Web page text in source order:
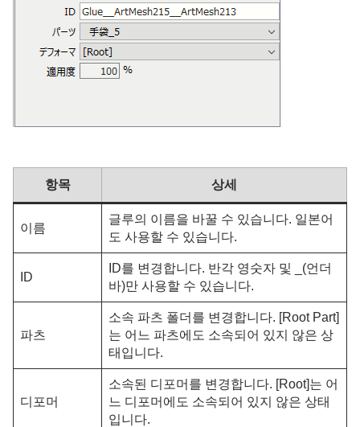
항목 상세
이름
글루의 이름을 바꿀 수 있습니다. 일본어
도 사용할 수 있습니다.
ID
ID를 변경합니다. 반각 영숫자 및 _(언더
바)만 사용할 수 있습니다.
파츠
소속 파츠 폴더를 변경합니다. [Root Part]
는 어느 파츠에도 소속되어 있지 않은 상
태입니다.
디포머
소속된 디포머를 변경합니다. [Root]는 어
느 디포머에도 소속되어 있지 않은 상태
입니다.